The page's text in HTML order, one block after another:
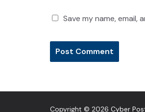
Save my name,
Copyright © 2026 Cyber